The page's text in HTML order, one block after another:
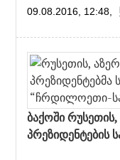
09.08.2016, 12:48,
ბაქოში რუსეთის,
პრეზიდენტების